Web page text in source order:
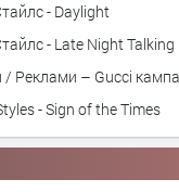
- Daylight
- Late Night Talking
Реклами – Gucci
- Sign of the Times